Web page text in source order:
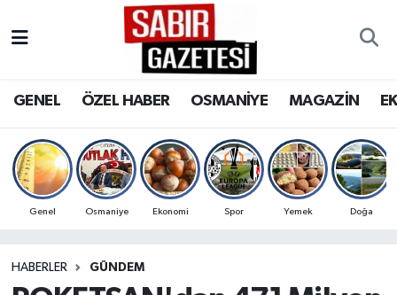
GENEL ÖZEL HABER OSMANİYE MAGAZİN
Genel Osmaniye Ekonomi Spor Yemek Doğa
HABERLER GÜNDEM
OSMANİYE
MAGAZİN
Osmaniye Nöbetçi Eczaneler
Osmaniye Trafik Yoğunluk Haritası
Süper Lig Puan Durumu ve Fikstür